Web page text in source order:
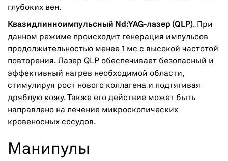
глубоких вен.
Квазидлинноимпульсный Nd:YAG-лазер (QLP). При
данном режиме происходит генерация импульсов
продолжительностью менее 1 мс с высокой частотой
повторения. Лазер QLP обеспечивает безопасный и
эффективный нагрев необходимой области,
стимулируя рост нового коллагена и подтягивая
дряблую кожу. Также его действие может быть
направлено на лечение микроскопических
кровеносных сосудов.
Манипулы